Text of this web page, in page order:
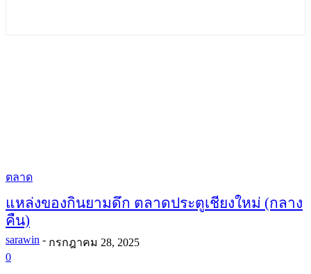
ตลาด
แหล่งของกินยามดึก ตลาดประตูเชียงใหม่ (กลาง
คืน)
sarawin - กรกฎาคม 28, 2025
0